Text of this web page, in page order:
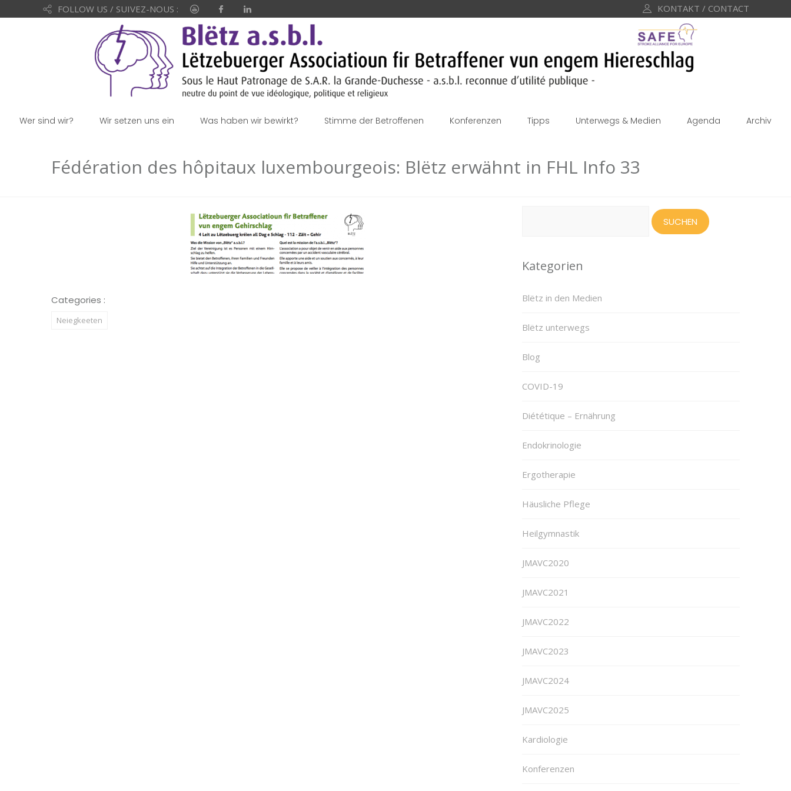
FOLLOW US / SUIVEZ-NOUS : KONTAKT / CONTACT
Wer sind wir? Wir setzen uns ein Was haben wir bewirkt? Stimme der Betroffenen Konferenzen Tipps Unterwegs & Medien Agenda Archiv
Fédération des hôpitaux luxembourgeois: Blëtz erwähnt in FHL Info 33
Categories :
Neiegkeeten
Kategorien
Blëtz in den Medien
Blëtz unterwegs
Blog
COVID-19
Diététique – Ernährung
Endokrinologie
Ergotherapie
Häusliche Pflege
Heilgymnastik
JMAVC2020
JMAVC2021
JMAVC2022
JMAVC2023
JMAVC2024
JMAVC2025
Kardiologie
Konferenzen